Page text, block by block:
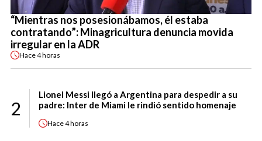
“Mientras nos posesionábamos, él estaba
contratando”: Minagricultura denuncia movida
irregular en la ADR
Hace4 horas
2
Lionel Messi llegó a Argentina para despedir a su
padre: Inter de Miami le rindió sentido homenaje
Hace4 horas